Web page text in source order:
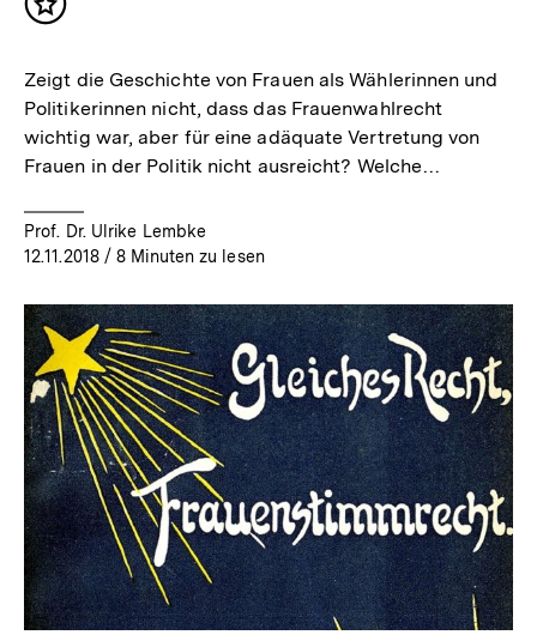
Inhalt
Zeigt die Geschichte von Frauen als Wählerinnen und
Politikerinnen nicht, dass das Frauenwahlrecht
wichtig war, aber für eine adäquate Vertretung von
Frauen in der Politik nicht ausreicht? Welche…
Prof. Dr. Ulrike Lembke
12.11.2018/ 8 Minuten zu lesen